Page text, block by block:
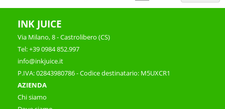
INK JUICE
Via Milano, 8 - Castrolibero (CS)
Tel: +39 0984 852.997
info@inkjuice.it
P.IVA: 02843980786 - Codice destinatario: M5UXCR1
AZIENDA
Chi siamo